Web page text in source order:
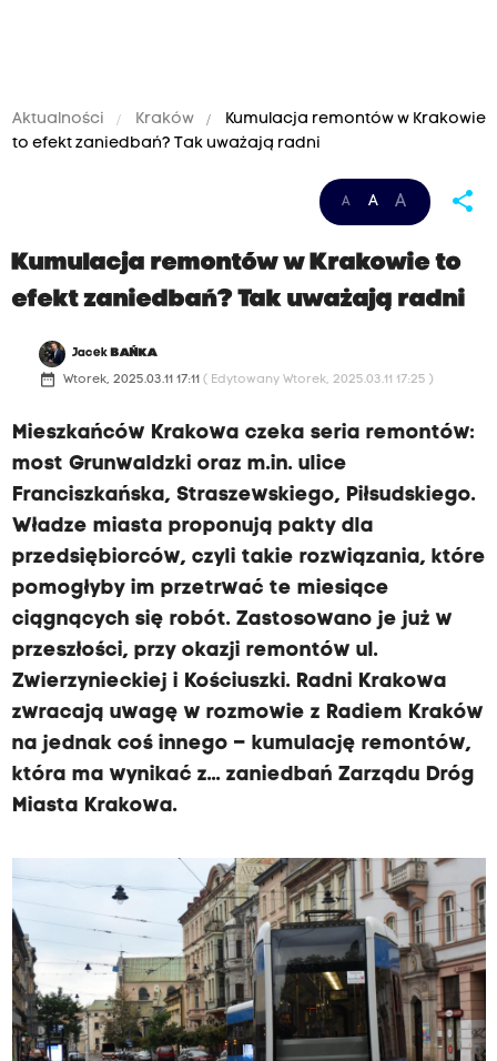
Aktualności Kraków
Kumulacja remontów w Krakowie
to efekt zaniedbań? Tak uważają radni
A A A share
Kumulacja remontów w Krakowie to
efekt zaniedbań? Tak uważają radni
Jacek BAŃKA
date_range Wtorek, 2025.03.11 17:11 ( Edytowany Wtorek, 2025.03.11 17:25 )
Mieszkańców Krakowa czeka seria remontów:
most Grunwaldzki oraz m.in. ulice
Franciszkańska, Straszewskiego, Piłsudskiego.
Władze miasta proponują pakty dla
przedsiębiorców, czyli takie rozwiązania, które
pomogłyby im przetrwać te miesiące
ciągnących się robót. Zastosowano je już w
przeszłości, przy okazji remontów ul.
Zwierzynieckiej i Kościuszki. Radni Krakowa
zwracają uwagę w rozmowie z Radiem Kraków
na jednak coś innego – kumulację remontów,
która ma wynikać z... zaniedbań Zarządu Dróg
Miasta Krakowa.